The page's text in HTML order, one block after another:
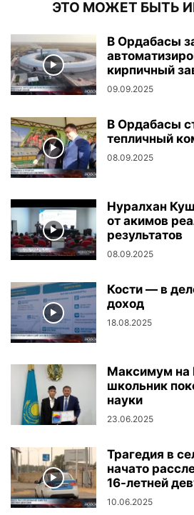
ЭТО МОЖЕТ БЫТЬ
В Ордабасы
кирпичный
09.09.2025
В Ордабасы
тепличный
08.09.2025
Нуралхан
от акимов
результатов
08.09.2025
Кости — в
доход
18.08.2025
Максимум на
школьник
науки
23.06.2025
Трагедия в
начато
16-летней
10.06.2025